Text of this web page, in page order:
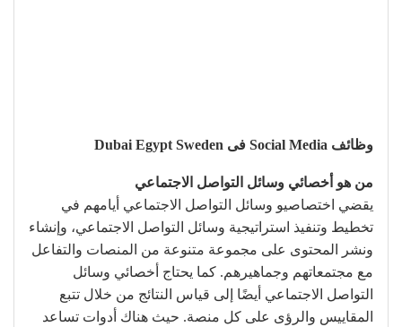
وظائف Social Media فى Dubai Egypt Sweden
من هو أخصائي وسائل التواصل الاجتماعي
يقضي اختصاصيو وسائل التواصل الاجتماعي أيامهم في
تخطيط وتنفيذ استراتيجية وسائل التواصل الاجتماعي، وإنشاء
ونشر المحتوى على مجموعة متنوعة من المنصات والتفاعل
مع مجتمعاتهم وجماهيرهم. كما يحتاج أخصائي وسائل
التواصل الاجتماعي أيضًا إلى قياس النتائج من خلال تتبع
المقاييس والرؤى على كل منصة. حيث هناك أدوات تساعد